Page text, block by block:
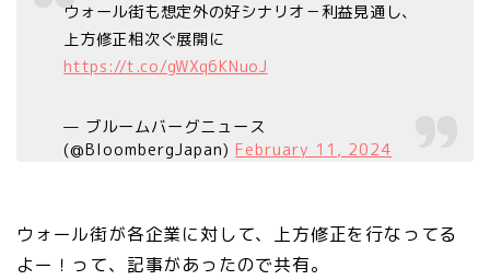
ウォール街も想定外の好シナリオ－利益見通し、
上方修正相次ぐ展開に
https://t.co/gWXq6KNuoJ
— ブルームバーグニュース
(@BloombergJapan) February 11, 2024
ウォール街が各企業に対して、上方修正を行なってる
よー！って、記事があったので共有。